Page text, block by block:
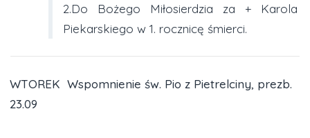
2.Do Bożego Miłosierdzia za + Karola
Piekarskiego w 1. rocznicę śmierci.
WTOREK Wspomnienie św. Pio z Pietrelciny, prezb.
23.09